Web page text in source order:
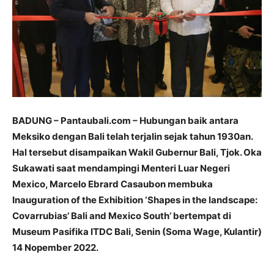
BADUNG – Pantaubali.com – Hubungan baik antara
Meksiko dengan Bali telah terjalin sejak tahun 1930an.
Hal tersebut disampaikan Wakil Gubernur Bali, Tjok. Oka
Sukawati saat mendampingi Menteri Luar Negeri
Mexico, Marcelo Ebrard Casaubon membuka
Inauguration of the Exhibition ‘Shapes in the landscape:
Covarrubias’ Bali and Mexico South’ bertempat di
Museum Pasifika ITDC Bali, Senin (Soma Wage, Kulantir)
14 Nopember 2022.